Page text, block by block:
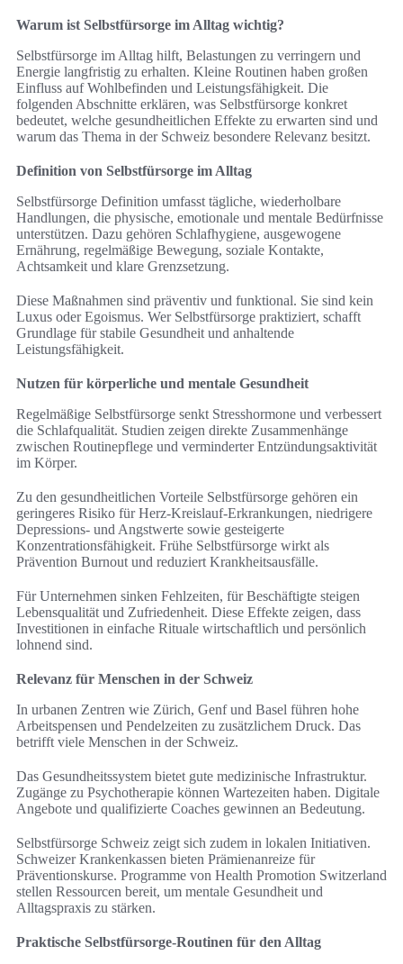
Warum ist Selbstfürsorge im Alltag wichtig?
Selbstfürsorge im Alltag hilft, Belastungen zu verringern und
Energie langfristig zu erhalten. Kleine Routinen haben großen
Einfluss auf Wohlbefinden und Leistungsfähigkeit. Die
folgenden Abschnitte erklären, was Selbstfürsorge konkret
bedeutet, welche gesundheitlichen Effekte zu erwarten sind und
warum das Thema in der Schweiz besondere Relevanz besitzt.
Definition von Selbstfürsorge im Alltag
Selbstfürsorge Definition umfasst tägliche, wiederholbare
Handlungen, die physische, emotionale und mentale Bedürfnisse
unterstützen. Dazu gehören Schlafhygiene, ausgewogene
Ernährung, regelmäßige Bewegung, soziale Kontakte,
Achtsamkeit und klare Grenzsetzung.
Diese Maßnahmen sind präventiv und funktional. Sie sind kein
Luxus oder Egoismus. Wer Selbstfürsorge praktiziert, schafft
Grundlage für stabile Gesundheit und anhaltende
Leistungsfähigkeit.
Nutzen für körperliche und mentale Gesundheit
Regelmäßige Selbstfürsorge senkt Stresshormone und verbessert
die Schlafqualität. Studien zeigen direkte Zusammenhänge
zwischen Routinepflege und verminderter Entzündungsaktivität
im Körper.
Zu den gesundheitlichen Vorteile Selbstfürsorge gehören ein
geringeres Risiko für Herz-Kreislauf-Erkrankungen, niedrigere
Depressions- und Angstwerte sowie gesteigerte
Konzentrationsfähigkeit. Frühe Selbstfürsorge wirkt als
Prävention Burnout und reduziert Krankheitsausfälle.
Für Unternehmen sinken Fehlzeiten, für Beschäftigte steigen
Lebensqualität und Zufriedenheit. Diese Effekte zeigen, dass
Investitionen in einfache Rituale wirtschaftlich und persönlich
lohnend sind.
Relevanz für Menschen in der Schweiz
In urbanen Zentren wie Zürich, Genf und Basel führen hohe
Arbeitspensen und Pendelzeiten zu zusätzlichem Druck. Das
betrifft viele Menschen in der Schweiz.
Das Gesundheitssystem bietet gute medizinische Infrastruktur.
Zugänge zu Psychotherapie können Wartezeiten haben. Digitale
Angebote und qualifizierte Coaches gewinnen an Bedeutung.
Selbstfürsorge Schweiz zeigt sich zudem in lokalen Initiativen.
Schweizer Krankenkassen bieten Prämienanreize für
Präventionskurse. Programme von Health Promotion Switzerland
stellen Ressourcen bereit, um mentale Gesundheit und
Alltagspraxis zu stärken.
Praktische Selbstfürsorge-Routinen für den Alltag